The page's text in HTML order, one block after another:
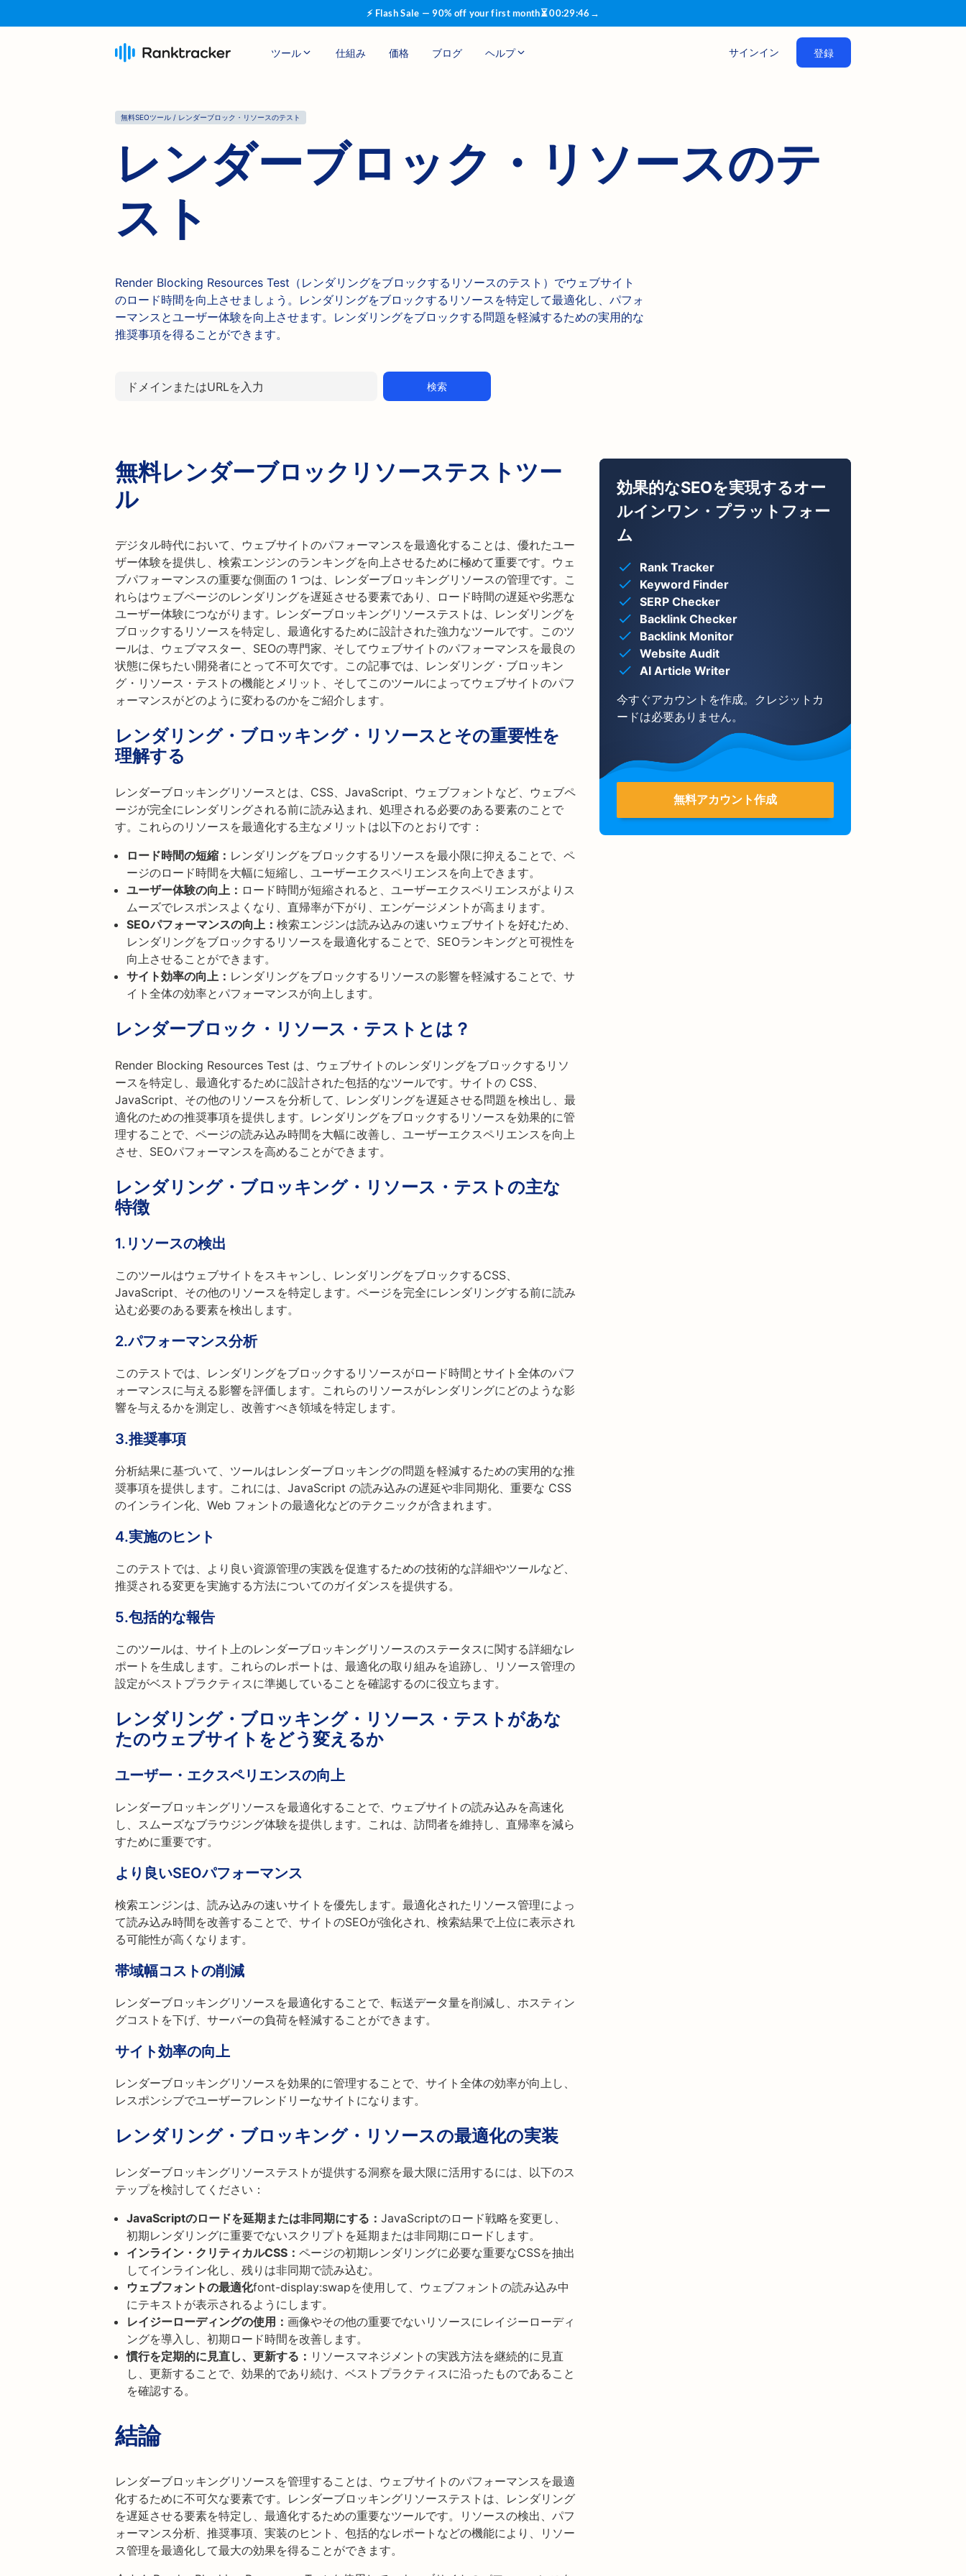
⚡ Flash Sale — 90% off your first month⏳00:29:45 →
ツール 仕組み 価格 ブログ ヘルプ サインイン 登録
無料SEOツール / レンダーブロック・リソースのテスト
レンダーブロック・リソースのテ
スト
Render Blocking Resources Test（レンダリングをブロックするリソースのテスト）でウェブサイト
のロード時間を向上させましょう。レンダリングをブロックするリソースを特定して最適化し、パフォ
ーマンスとユーザー体験を向上させます。レンダリングをブロックする問題を軽減するための実用的な
推奨事項を得ることができます。
検索
無料レンダーブロックリソーステストツー
ル
デジタル時代において、ウェブサイトのパフォーマンスを最適化することは、優れたユー
ザー体験を提供し、検索エンジンのランキングを向上させるために極めて重要です。ウェ
ブパフォーマンスの重要な側面の 1 つは、レンダーブロッキングリソースの管理です。こ
れらはウェブページのレンダリングを遅延させる要素であり、ロード時間の遅延や劣悪な
ユーザー体験につながります。レンダーブロッキングリソーステストは、レンダリングを
ブロックするリソースを特定し、最適化するために設計された強力なツールです。このツ
ールは、ウェブマスター、SEOの専門家、そしてウェブサイトのパフォーマンスを最良の
状態に保ちたい開発者にとって不可欠です。この記事では、レンダリング・ブロッキン
グ・リソース・テストの機能とメリット、そしてこのツールによってウェブサイトのパフ
ォーマンスがどのように変わるのかをご紹介します。
レンダリング・ブロッキング・リソースとその重要性を
理解する
レンダーブロッキングリソースとは、CSS、JavaScript、ウェブフォントなど、ウェブペ
ージが完全にレンダリングされる前に読み込まれ、処理される必要のある要素のことで
す。これらのリソースを最適化する主なメリットは以下のとおりです：
ロード時間の短縮： レンダリングをブロックするリソースを最小限に抑えることで、ペ
ージのロード時間を大幅に短縮し、ユーザーエクスペリエンスを向上できます。
ユーザー体験の向上： ロード時間が短縮されると、ユーザーエクスペリエンスがよりス
ムーズでレスポンスよくなり、直帰率が下がり、エンゲージメントが高まります。
SEOパフォーマンスの向上： 検索エンジンは読み込みの速いウェブサイトを好むため、
レンダリングをブロックするリソースを最適化することで、SEOランキングと可視性を
向上させることができます。
サイト効率の向上： レンダリングをブロックするリソースの影響を軽減することで、サ
イト全体の効率とパフォーマンスが向上します。
レンダーブロック・リソース・テストとは？
Render Blocking Resources Test は、ウェブサイトのレンダリングをブロックするリソ
ースを特定し、最適化するために設計された包括的なツールです。サイトの CSS、
JavaScript、その他のリソースを分析して、レンダリングを遅延させる問題を検出し、最
適化のための推奨事項を提供します。レンダリングをブロックするリソースを効果的に管
理することで、ページの読み込み時間を大幅に改善し、ユーザーエクスペリエンスを向上
させ、SEOパフォーマンスを高めることができます。
レンダリング・ブロッキング・リソース・テストの主な
特徴
1.リソースの検出
このツールはウェブサイトをスキャンし、レンダリングをブロックするCSS、
JavaScript、その他のリソースを特定します。ページを完全にレンダリングする前に読み
込む必要のある要素を検出します。
2.パフォーマンス分析
このテストでは、レンダリングをブロックするリソースがロード時間とサイト全体のパフ
ォーマンスに与える影響を評価します。これらのリソースがレンダリングにどのような影
響を与えるかを測定し、改善すべき領域を特定します。
3.推奨事項
分析結果に基づいて、ツールはレンダーブロッキングの問題を軽減するための実用的な推
奨事項を提供します。これには、JavaScript の読み込みの遅延や非同期化、重要な CSS
のインライン化、Web フォントの最適化などのテクニックが含まれます。
4.実施のヒント
このテストでは、より良い資源管理の実践を促進するための技術的な詳細やツールなど、
推奨される変更を実施する方法についてのガイダンスを提供する。
5.包括的な報告
このツールは、サイト上のレンダーブロッキングリソースのステータスに関する詳細なレ
ポートを生成します。これらのレポートは、最適化の取り組みを追跡し、リソース管理の
設定がベストプラクティスに準拠していることを確認するのに役立ちます。
レンダリング・ブロッキング・リソース・テストがあな
たのウェブサイトをどう変えるか
ユーザー・エクスペリエンスの向上
レンダーブロッキングリソースを最適化することで、ウェブサイトの読み込みを高速化
し、スムーズなブラウジング体験を提供します。これは、訪問者を維持し、直帰率を減ら
すために重要です。
より良いSEOパフォーマンス
検索エンジンは、読み込みの速いサイトを優先します。最適化されたリソース管理によっ
て読み込み時間を改善することで、サイトのSEOが強化され、検索結果で上位に表示され
る可能性が高くなります。
帯域幅コストの削減
レンダーブロッキングリソースを最適化することで、転送データ量を削減し、ホスティン
グコストを下げ、サーバーの負荷を軽減することができます。
サイト効率の向上
レンダーブロッキングリソースを効果的に管理することで、サイト全体の効率が向上し、
レスポンシブでユーザーフレンドリーなサイトになります。
レンダリング・ブロッキング・リソースの最適化の実装
レンダーブロッキングリソーステストが提供する洞察を最大限に活用するには、以下のス
テップを検討してください：
JavaScriptのロードを延期または非同期にする： JavaScriptのロード戦略を変更し、
初期レンダリングに重要でないスクリプトを延期または非同期にロードします。
インライン・クリティカルCSS： ページの初期レンダリングに必要な重要なCSSを抽出
してインライン化し、残りは非同期で読み込む。
ウェブフォントの最適化font-display:swapを使用して、ウェブフォントの読み込み中
にテキストが表示されるようにします。
レイジーローディングの使用： 画像やその他の重要でないリソースにレイジーローディ
ングを導入し、初期ロード時間を改善します。
慣行を定期的に見直し、更新する： リソースマネジメントの実践方法を継続的に見直
し、更新することで、効果的であり続け、ベストプラクティスに沿ったものであること
を確認する。
結論
レンダーブロッキングリソースを管理することは、ウェブサイトのパフォーマンスを最適
化するために不可欠な要素です。レンダーブロッキングリソーステストは、レンダリング
を遅延させる要素を特定し、最適化するための重要なツールです。リソースの検出、パフ
ォーマンス分析、推奨事項、実装のヒント、包括的なレポートなどの機能により、リソー
ス管理を最適化して最大の効果を得ることができます。
効果的なSEOを実現するオー
ルインワン・プラットフォー
ム
Rank Tracker
Keyword Finder
SERP Checker
Backlink Checker
Backlink Monitor
Website Audit
AI Article Writer
今すぐアカウントを作成。クレジットカ
ードは必要ありません。
無料アカウント作成